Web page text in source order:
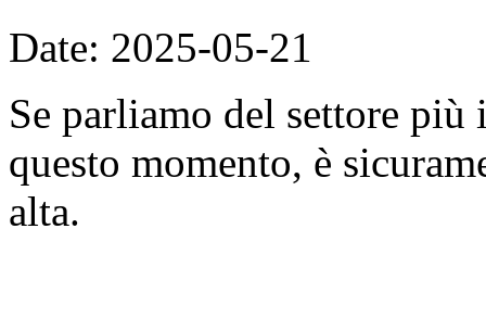
Date: 2025-05-21
Se parliamo del settore
questo momento, è
alta.